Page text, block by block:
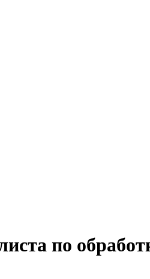
по